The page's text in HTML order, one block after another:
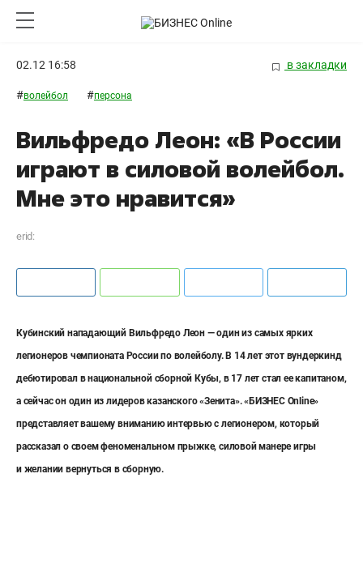
02.12 16:58 в закладки
#волейбол #персона
Вильфредо Леон: «В России
играют в силовой волейбол.
Мне это нравится»
erid:
Кубинский нападающий Вильфредо Леон — один из самых ярких
легионеров чемпионата России по волейболу. В 14 лет этот вундеркинд
дебютировал в национальной сборной Кубы, в 17 лет стал ее капитаном,
а сейчас он один из лидеров казанского «Зенита». «БИЗНЕС Online»
представляет вашему вниманию интервью с легионером, который
рассказал о своем феноменальном прыжке, силовой манере игры
и желании вернуться в сборную.